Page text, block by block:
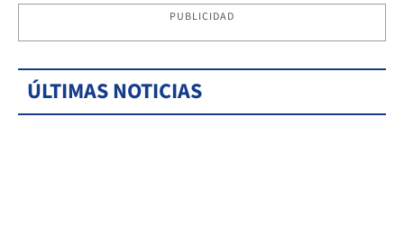
PUBLICIDAD
ÚLTIMAS NOTICIAS